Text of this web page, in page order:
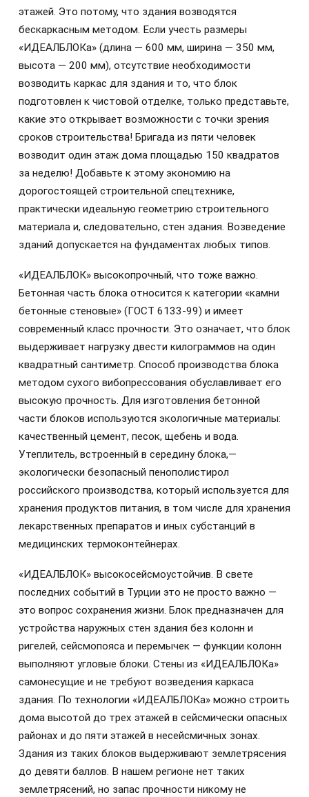
этажей. Это потому, что здания возводятся
бескаркасным методом. Если учесть размеры
«ИДЕАЛБЛОКа» (длина — 600 мм, ширина — 350 мм,
высота — 200 мм), отсутствие необходимости
возводить каркас для здания и то, что блок
подготовлен к чистовой отделке, только представьте,
какие это открывает возможности с точки зрения
сроков строительства! Бригада из пяти человек
возводит один этаж дома площадью 150 квадратов
за неделю! Добавьте к этому экономию на
дорогостоящей строительной спецтехнике,
практически идеальную геометрию строительного
материала и, следовательно, стен здания. Возведение
зданий допускается на фундаментах любых типов.
«ИДЕАЛБЛОК» высокопрочный, что тоже важно.
Бетонная часть блока относится к категории «камни
бетонные стеновые» (ГОСТ 6133-99) и имеет
современный класс прочности. Это означает, что блок
выдерживает нагрузку двести килограммов на один
квадратный сантиметр. Способ производства блока
методом сухого вибопрессования обуславливает его
высокую прочность. Для изготовления бетонной
части блоков используются экологичные материалы:
качественный цемент, песок, щебень и вода.
Утеплитель, встроенный в середину блока,—
экологически безопасный пенополистирол
российского производства, который используется для
хранения продуктов питания, в том числе для хранения
лекарственных препаратов и иных субстанций в
медицинских термоконтейнерах.
«ИДЕАЛБЛОК» высокосейсмоустойчив. В свете
последних событий в Турции это не просто важно —
это вопрос сохранения жизни. Блок предназначен для
устройства наружных стен здания без колонн и
ригелей, сейсмопояса и перемычек — функции колонн
выполняют угловые блоки. Стены из «ИДЕАЛБЛОКа»
самонесущие и не требуют возведения каркаса
здания. По технологии «ИДЕАЛБЛОКа» можно строить
дома высотой до трех этажей в сейсмически опасных
районах и до пяти этажей в несейсмичных зонах.
Здания из таких блоков выдерживают землетрясения
до девяти баллов. В нашем регионе нет таких
землетрясений, но запас прочности никому не